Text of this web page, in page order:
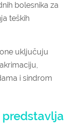
bolesnika za
teških
uključuju
i sindrom